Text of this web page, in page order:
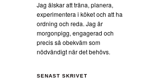
Jag älskar att träna, planera,
experimentera i köket och att ha
ordning och reda. Jag är
morgonpigg, engagerad och
precis så obekväm som
nödvändigt när det behövs.
SENAST SKRIVET